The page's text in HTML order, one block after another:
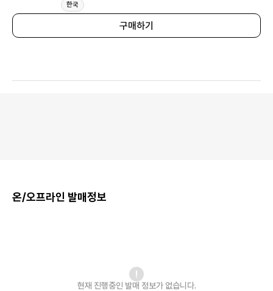
한국
구매하기
온/오프라인 발매정보
현재 진행중인 발매 정보가 없습니다.